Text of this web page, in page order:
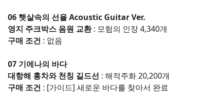
06 햇살속의 선율 Acoustic Guitar Ver.
영지 주크박스 음원 교환: 모험의 인장 4,340개
구매 조건 : 없음
07 기에나의 바다
대항해 홍차와 천칭 길드선 : 해적주화 20,200개
구매 조건 : [가이드] 새로운 바다를 찾아서 완료